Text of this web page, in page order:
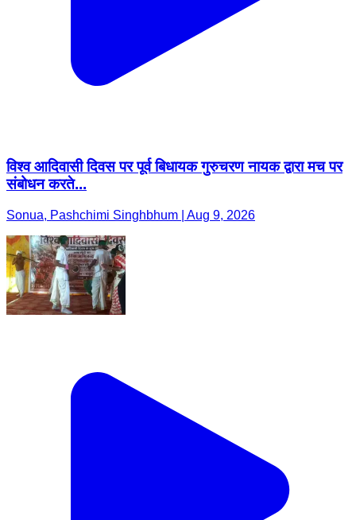
विश्व आदिवासी दिवस पर पूर्व बिधायक गुरुचरण नायक द्वारा मच पर
संबोधन करते...
Sonua, Pashchimi Singhbhum | Aug 9, 2026